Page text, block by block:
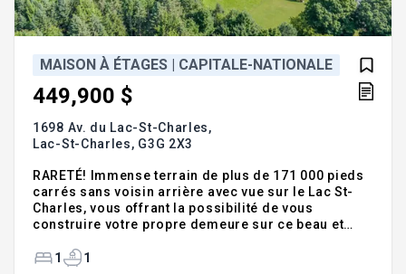
MAISON À ÉTAGES | CAPITALE-NATIONALE
449,900 $
1698 Av. du Lac-St-Charles,
Lac-St-Charles, G3G 2X3
RARETÉ! Immense terrain de plus de 171 000 pieds
carrés sans voisin arrière avec vue sur le Lac St-
Charles, vous offrant la possibilité de vous
construire votre propre demeure sur ce beau et
aqueduc), maison actuelle peut être démolie,
1 1